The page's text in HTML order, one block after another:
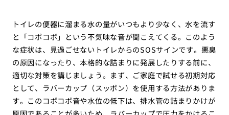
トイレの便器に溜まる水の量がいつもより少なく、水を流す
と「コポコポ」という不気味な音が聞こえてくる。このよう
な症状は、見過ごせないトイレからのSOSサインです。悪臭
の原因になったり、本格的な詰まりに発展したりする前に、
適切な対策を講じましょう。まず、ご家庭で試せる初期対応
として、ラバーカップ（スッポン）を使用する方法がありま
す。このコポコポ音や水位の低下は、排水管の詰まりかけが